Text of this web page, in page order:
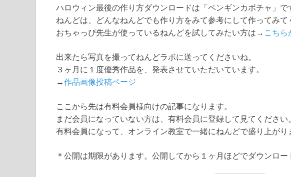
ハロウィン最後の作り方ダウンロードは「ペンギンカボチャ」で
ねんどは、どんなねんどでも作り方をみて参考にして作ってみて
おちゃっぴ先生が使っているねんどを試してみたい方は→ こちら
出来たら写真を撮ってねんどラボに送ってくださいね。
３ヶ月に１度優秀作品を、発表させていただいています。
→作品画像投稿ページ
ここから先は有料会員様向けの記事になります。
まだ会員になっていない方は、有料会員に登録して見てください。
有料会員になって、オンライン教室で一緒にねんどで盛り上がり
＊公開は期限があります。公開してから１ヶ月ほどでダウンロー